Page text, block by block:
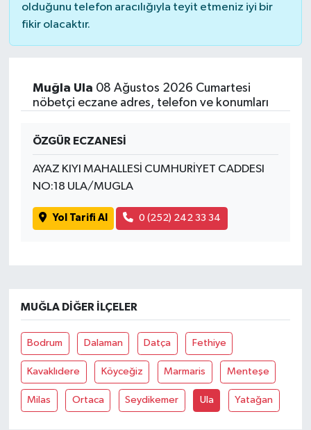
olduğunu telefon aracılığıyla teyit etmeniz iyi bir
fikir olacaktır.
Muğla Ula 08 Ağustos 2026 Cumartesi
nöbetçi eczane adres, telefon ve konumları
ÖZGÜR ECZANESİ
AYAZ KIYI MAHALLESİ CUMHURİYET CADDESI
NO:18 ULA/MUGLA
Yol Tarifi Al 0 (252) 242 33 34
MUĞLA DIĞER İLÇELER
Bodrum Dalaman Datça Fethiye
Kavaklıdere Köyceğiz Marmaris Menteşe
Milas Ortaca Seydikemer Ula Yatağan